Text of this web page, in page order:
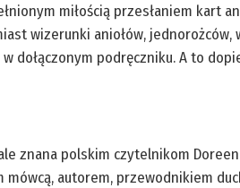
miłością przesłaniem kart
wizerunki aniołów, jednorożców,
dołączonym podręczniku. A to
znana polskim czytelnikom
autorem, przewodnikiem